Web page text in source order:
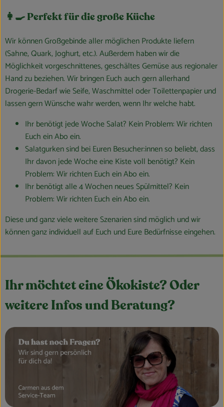
👩‍🍳 Perfekt für die große Küche
Wir können Großgebinde aller möglichen Produkte liefern
(Sahne, Quark, Joghurt, etc.). Außerdem haben wir die
Möglichkeit vorgeschnittenes, geschältes Gemüse aus regionaler
Hand zu beziehen. Wir bringen Euch auch gern allerhand
Drogerie-Bedarf wie Seife, Waschmittel oder Toilettenpapier und
lassen gern Wünsche wahr werden, wenn Ihr welche habt.
Ihr benötigt jede Woche Salat? Kein Problem: Wir richten
Euch ein Abo ein.
Salatgurken sind bei Euren Besucher:innen so beliebt, dass
Ihr davon jede Woche eine Kiste voll benötigt? Kein
Problem: Wir richten Euch ein Abo ein.
Ihr benötigt alle 4 Wochen neues Spülmittel? Kein
Problem: Wir richten Euch ein Abo ein.
Diese und ganz viele weitere Szenarien sind möglich und wir
können ganz individuell auf Euch und Eure Bedürfnisse eingehen.
Ihr möchtet eine Ökokiste? Oder
weitere Infos und Beratung?